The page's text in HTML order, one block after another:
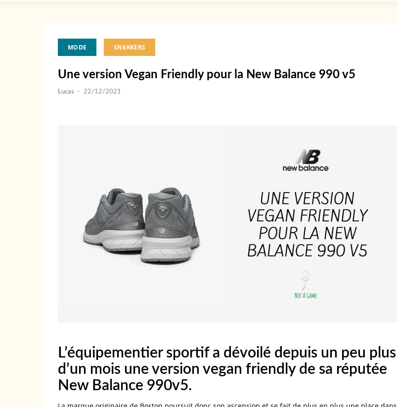
MODE SNEAKERS
Une version Vegan Friendly pour la New Balance 990 v5
Lucas - 22/12/2021
L’équipementier sportif a dévoilé depuis un peu plus
d’un mois une version vegan friendly de sa réputée
New Balance 990v5.